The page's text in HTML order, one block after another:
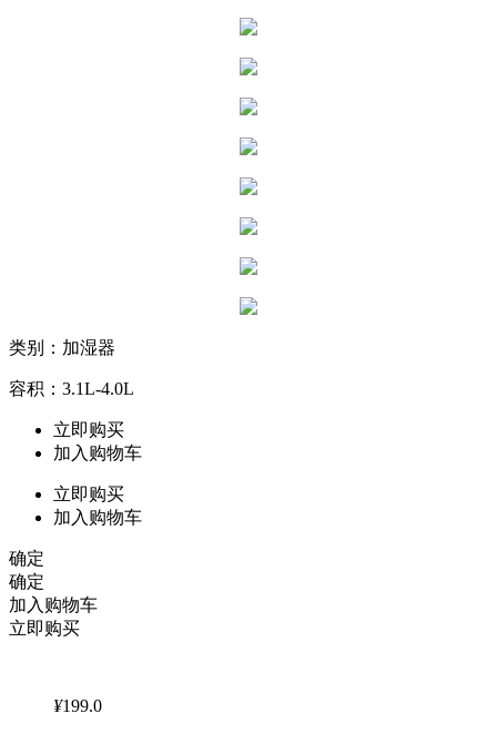
类别：加湿器
容积：3.1L-4.0L
立即购买
加入购物车
立即购买
加入购物车
确定
确定
加入购物车
立即购买
¥199.0